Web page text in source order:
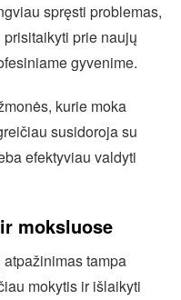
spręsti problemas,
prie naujų
gyvenime.
kurie moka
susidoroja su
efektyviau valdyti
moksluose
tampa
mokytis ir išlaikyti